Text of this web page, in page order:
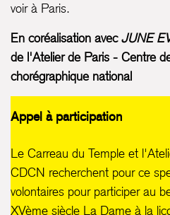
voir à Paris.
En coréalisation avecJUNE
de l'Atelier de Paris - Centre
chorégraphique national
Appel à participation
Le Carreau du Temple et
CDCN recherchent pour ce
volontaires pour participer au
XVème siècle La Dame à la